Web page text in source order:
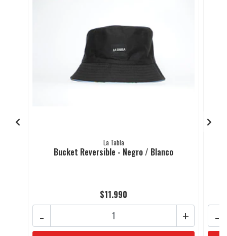
La Tabla
Bucket Reversible - Negro / Blanco
$11.990
+
- -